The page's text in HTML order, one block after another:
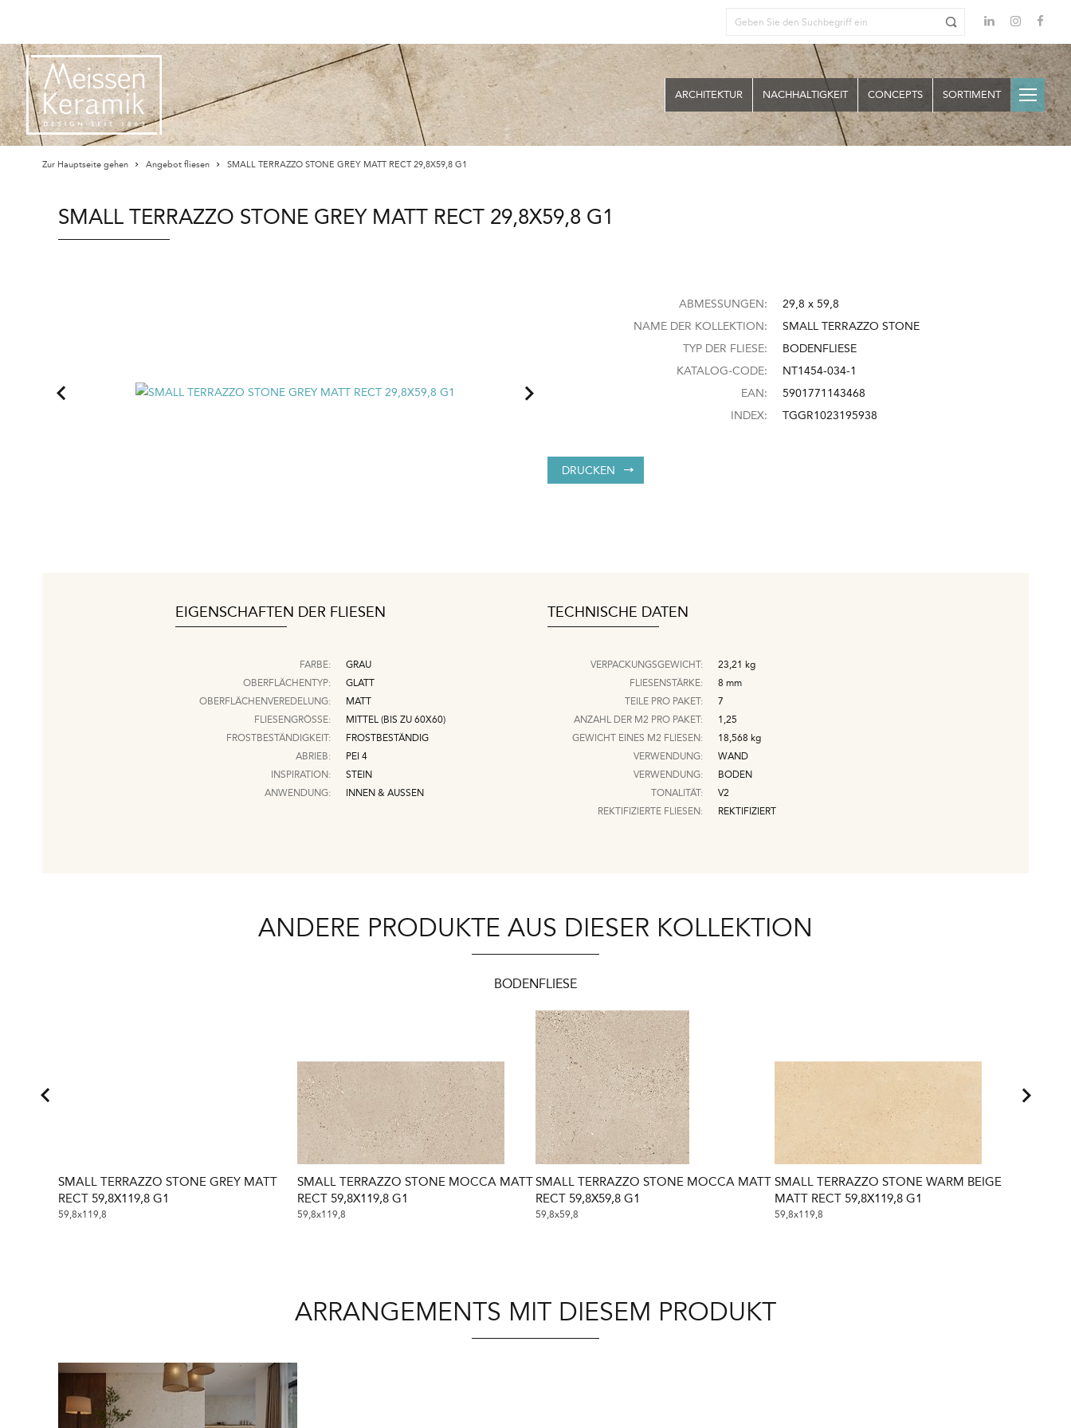
ARCHITEKTUR NACHHALTIGKEIT CONCEPTS SORTIMENT
Zur Hauptseite gehen Angebot fliesen SMALL TERRAZZO STONE GREY MATT RECT 29,8X59,8 G1
SMALL TERRAZZO STONE GREY MATT RECT 29,8X59,8 G1
ABMESSUNGEN:
29,8 x 59,8
NAME DER KOLLEKTION:
SMALL TERRAZZO STONE
TYP DER FLIESE:
BODENFLIESE
KATALOG-CODE:
NT1454-034-1
EAN:
5901771143468
INDEX:
TGGR1023195938
DRUCKEN
EIGENSCHAFTEN DER FLIESEN
FARBE:
GRAU
OBERFLÄCHENTYP:
GLATT
OBERFLÄCHENVEREDELUNG:
MATT
FLIESENGRÖSSE:
MITTEL (BIS ZU 60X60)
FROSTBESTÄNDIGKEIT:
FROSTBESTÄNDIG
ABRIEB:
PEI 4
INSPIRATION:
STEIN
ANWENDUNG:
INNEN & AUSSEN
TECHNISCHE DATEN
VERPACKUNGSGEWICHT: 23,21 kg
FLIESENSTÄRKE:
8 mm
TEILE PRO PAKET:
7
ANZAHL DER M2 PRO PAKET:
1,25
GEWICHT EINES M2 FLIESEN:
18,568 kg
VERWENDUNG:
WAND
VERWENDUNG:
BODEN
TONALITÄT:
V2
REKTIFIZIERTE FLIESEN:
REKTIFIZIERT
ANDERE PRODUKTE AUS DIESER KOLLEKTION
BODENFLIESE
SMALL TERRAZZO STONE GREY MATT
RECT 59,8X119,8 G1
59,8x119,8
SMALL TERRAZZO STONE MOCCA MATT
RECT 59,8X119,8 G1
59,8x119,8
SMALL TERRAZZO STONE MOCCA MATT
RECT 59,8X59,8 G1
59,8x59,8
SMALL TERRAZZO STONE WARM BEIGE
MATT RECT 59,8X119,8 G1
59,8x119,8
ARRANGEMENTS MIT DIESEM PRODUKT